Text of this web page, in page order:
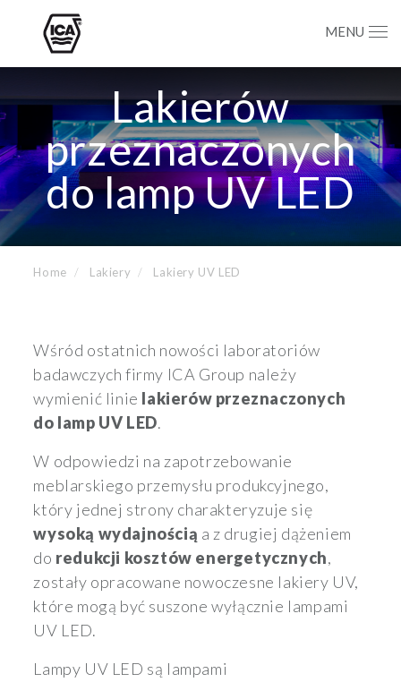
MENU
Lakierów
przeznaczonych
do lamp UV LED
Home Lakiery Lakiery UV LED
Wśród ostatnich nowości laboratoriów
badawczych firmy ICA Group należy
wymienić linie lakierów przeznaczonych
do lamp UV LED.
W odpowiedzi na zapotrzebowanie
meblarskiego przemysłu produkcyjnego,
który jednej strony charakteryzuje się
wysoką wydajnością a z drugiej dążeniem
do redukcji kosztów energetycznych,
zostały opracowane nowoczesne lakiery UV,
które mogą być suszone wyłącznie lampami
UV LED.
Lampy UV LED są lampami